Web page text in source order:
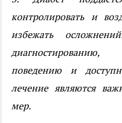
контролировать и
избежать
поведению и
лечение являются
мер.